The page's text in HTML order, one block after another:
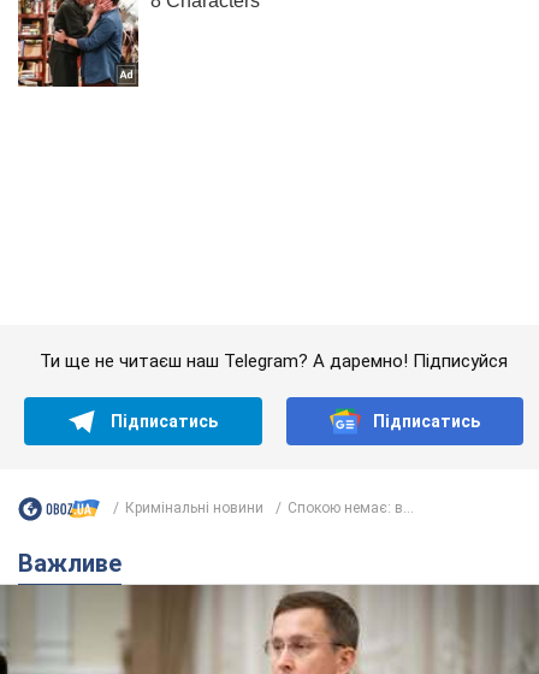
З 1 вересня українським вчителям підвищать
зарплати: Корецький розкрив деталі